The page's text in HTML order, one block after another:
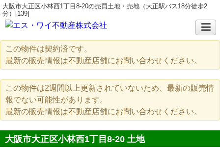
大阪市大正区小林西1丁目8-20の売買土地・売地（大正駅バス18分徒歩2
分）[139]
この物件は契約済です。
最新の販売情報は不動産店舗にお問い合わせください。
この物件は2週間以上更新されていないため、最新の販売情
報でない可能性があります。
最新の販売情報は不動産店舗にお問い合わせください。
大阪市大正区小林西1丁目8-20 土地